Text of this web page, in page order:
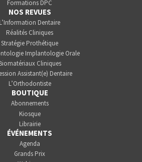
Formations DPC
NOS REVUES
L’Information Dentaire
Réalités Cliniques
Stratégie Prothétique
Implantologie Orale
Cliniques
Assistant(e) Dentaire
L’Orthodontiste
BOUTIQUE
Abonnements
Kiosque
Librairie
ÉVÉNEMENTS
Agenda
Grands Prix